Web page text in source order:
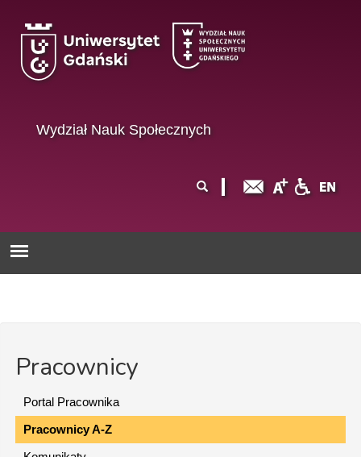
Wydział Nauk Społecznych
wyszukiwania
Pracownicy
Portal Pracownika
Pracownicy A-Z